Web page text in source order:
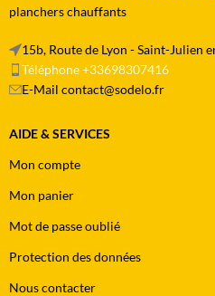
planchers chauffants
15b, Route de Lyon - Saint-Julien
Téléphone +33698307416
E-Mail contact@sodelo.fr
AIDE & SERVICES
Mon compte
Mon panier
Mot de passe oublié
Protection des données
Nous contacter